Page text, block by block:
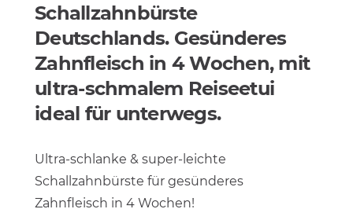
Schallzahnbürste
Deutschlands. Gesünderes
Zahnfleisch in 4 Wochen, mit
ultra-schmalem Reiseetui
ideal für unterwegs.
Ultra-schlanke & super-leichte
Schallzahnbürste für gesünderes
Zahnfleisch in 4 Wochen!